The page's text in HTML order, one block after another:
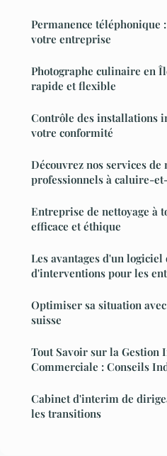
Permanence téléphonique
votre entreprise
Photographe culinaire en
rapide et flexible
Contrôle des installations
votre conformité
Découvrez nos services de
professionnels à caluire-
Entreprise de nettoyage à
efficace et éthique
Les avantages d'un logiciel
d'interventions pour les
Optimiser sa situation
suisse
Tout Savoir sur la Gestion
Commerciale : Conseils
Cabinet d'interim de
les transitions